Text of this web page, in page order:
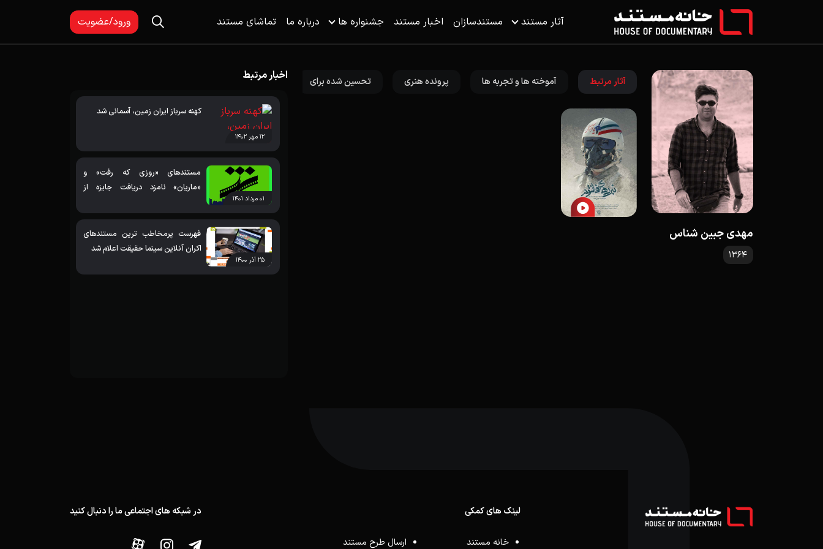
آثار مستند مستندسازان اخبار مستند جشنواره ها درباره ما تماشای مستند ورود/عضویت
مهدی جبین شناس
1364
آثار مرتبط آموخته ها و تجربه ها پرونده هنری تحسین شده برای گالری تصاویر
اخبار مرتبط
۱۲ مهر ۱۴۰۲
کهنه سرباز ایران زمین، آسمانی شد
۰۱ مرداد ۱۴۰۱
مستندهای «روزی که رفت» و
«ماریان» نامزد دریافت جایزه از
۲۵ آذر ۱۴۰۰
فهرست پرمخاطب ترین مستندهای
اکران آنلاین سینما حقیقت اعلام شد
لینک های کمکی
خانه مستند ارسال طرح مستند
در شبکه های اجتماعی ما را دنبال کنید